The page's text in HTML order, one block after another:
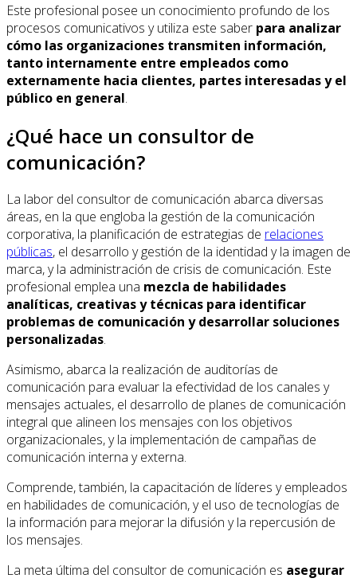
Este profesional posee un conocimiento profundo de los
procesos comunicativos y utiliza este saber para analizar
cómo las organizaciones transmiten información,
tanto internamente entre empleados como
externamente hacia clientes, partes interesadas y el
público en general.
¿Qué hace un consultor de
comunicación?
La labor del consultor de comunicación abarca diversas
áreas, en la que engloba la gestión de la comunicación
corporativa, la planificación de estrategias de relaciones
públicas, el desarrollo y gestión de la identidad y la imagen de
marca, y la administración de crisis de comunicación. Este
profesional emplea una mezcla de habilidades
analíticas, creativas y técnicas para identificar
problemas de comunicación y desarrollar soluciones
personalizadas.
Asimismo, abarca la realización de auditorías de
comunicación para evaluar la efectividad de los canales y
mensajes actuales, el desarrollo de planes de comunicación
integral que alineen los mensajes con los objetivos
organizacionales, y la implementación de campañas de
comunicación interna y externa.
Comprende, también, la capacitación de líderes y empleados
en habilidades de comunicación, y el uso de tecnologías de
la información para mejorar la difusión y la repercusión de
los mensajes.
La meta última del consultor de comunicación es asegurar